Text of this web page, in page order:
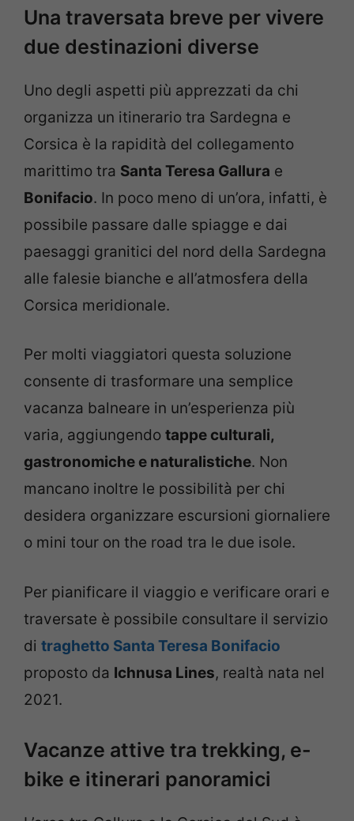
Una traversata breve per vivere
due destinazioni diverse
Uno degli aspetti più apprezzati da chi
organizza un itinerario tra Sardegna e
Corsica è la rapidità del collegamento
marittimo tra Santa Teresa Gallura e
Bonifacio. In poco meno di un’ora, infatti, è
possibile passare dalle spiagge e dai
paesaggi granitici del nord della Sardegna
alle falesie bianche e all’atmosfera della
Corsica meridionale.
Per molti viaggiatori questa soluzione
consente di trasformare una semplice
vacanza balneare in un’esperienza più
varia, aggiungendo tappe culturali,
gastronomiche e naturalistiche. Non
mancano inoltre le possibilità per chi
desidera organizzare escursioni giornaliere
o mini tour on the road tra le due isole.
Per pianificare il viaggio e verificare orari e
traversate è possibile consultare il servizio
di traghetto Santa Teresa Bonifacio
proposto da Ichnusa Lines, realtà nata nel
2021.
Vacanze attive tra trekking, e-
bike e itinerari panoramici